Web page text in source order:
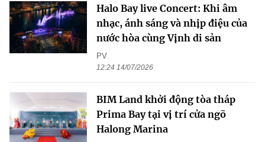
Halo Bay live Concert: Khi âm
nhạc, ánh sáng và nhịp điệu của
nước hòa cùng Vịnh di sản
PV
12:24 14/07/2026
BIM Land khởi động tòa tháp
Prima Bay tại vị trí cửa ngõ
Halong Marina